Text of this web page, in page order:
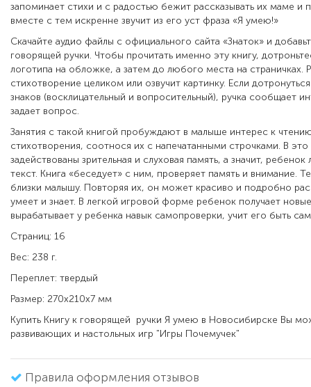
запоминает стихи и с радостью бежит рассказывать их маме и
вместе с тем искренне звучит из его уст фраза «Я умею!»
Скачайте аудио файлы с официального сайта «Знаток» и
говорящей ручки. Чтобы прочитать именно эту книгу,
логотипа на обложке, а затем до любого места на страничках.
стихотворение целиком или озвучит картинку. Если
знаков (восклицательный и вопросительный), ручка сообщает
задает вопрос.
Занятия с такой книгой пробуждают в малыше интерес к
стихотворения, соотнося их с напечатанными строчками. В
задействованы зрительная и слуховая память, а значит,
текст. Книга «беседует» с ним, проверяет память и внимание.
близки малышу. Повторяя их, он может красиво и подробно
умеет и знает. В легкой игровой форме ребенок получает
вырабатывает у ребенка навык самопроверки, учит его быть
Страниц: 16
Вес: 238 г.
Переплет: твердый
Размер: 270х210х7 мм
Купить Книгу к говорящей ручки Я умею в Новосибирске Вы
развивающих и настольных игр "Игры Почемучек"
Правила оформления отзывов